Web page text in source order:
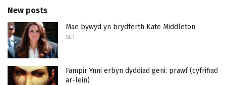
New posts
Mae bywyd yn brydferth Kate Middleton
SÊR
Fampir Ynni erbyn dyddiad geni: prawf (cyfrifiad
ar-lein)